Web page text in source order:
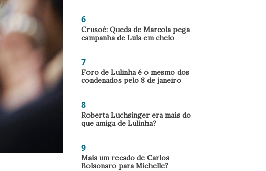
6
Crusoé: Queda de Marcola pega
campanha de Lula em cheio
7
Foro de Lulinha é o mesmo dos
condenados pelo 8 de janeiro
8
Roberta Luchsinger era mais do
que amiga de Lulinha?
9
Mais um recado de Carlos
Bolsonaro para Michelle?